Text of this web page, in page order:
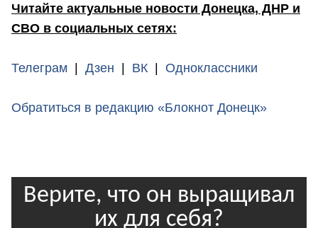
Читайте актуальные новости Донецка, ДНР и
СВО в социальных сетях:
Телеграм | Дзен | ВК | Одноклассники
Обратиться в редакцию «Блокнот Донецк»